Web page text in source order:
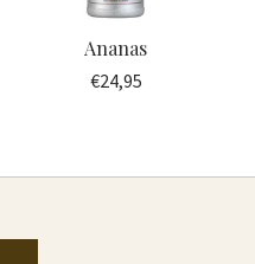
Ananas
€24,95